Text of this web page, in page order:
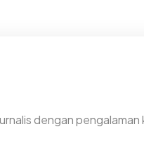
dengan pengalaman